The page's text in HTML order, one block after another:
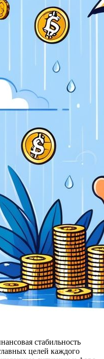
стабильность
целей каждого